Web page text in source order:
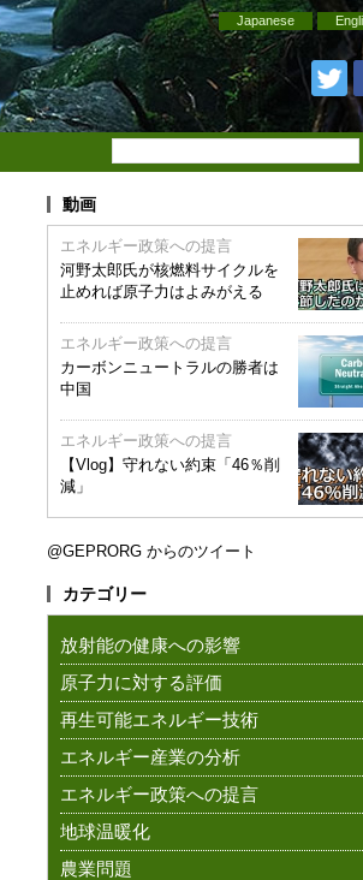
Japanese
動画
エネルギー政策への提言
河野太郎氏が核燃料サイクルを
止めれば原子力はよみがえる
エネルギー政策への提言
カーボンニュートラルの勝者は
中国
エネルギー政策への提言
【Vlog】守れない約束「46％削
減」
@GEPRORG からのツイート
カテゴリー
放射能の健康への影響
原子力に対する評価
再生可能エネルギー技術
エネルギー産業の分析
エネルギー政策への提言
地球温暖化
農業問題